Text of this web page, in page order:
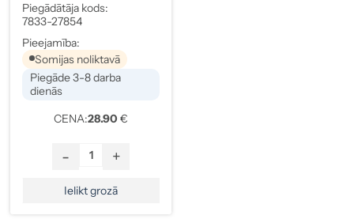
(7833-27854)
Piegādātāja kods:
7833-27854
Pieejamība:
Somijas noliktavā
Piegāde 3-8 darba
dienās
CENA:28.90 €
- +
Ielikt grozā